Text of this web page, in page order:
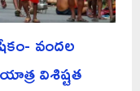
వందల
విశిష్టత